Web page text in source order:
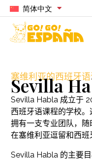
简体中文
塞维利亚的西班牙
Sevilla
Sevilla Habla 成立于
西班牙语课程的学校
拥有一支专业团队，
在塞维利亚逗留和西班
Sevilla Habla 的主要